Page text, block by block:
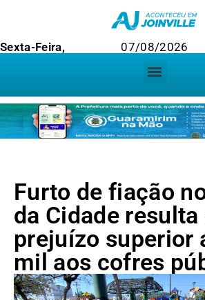
Sexta-Feira, 07/08/2026
Furto de fiação
da Cidade resulta
prejuízo superior
mil aos cofres